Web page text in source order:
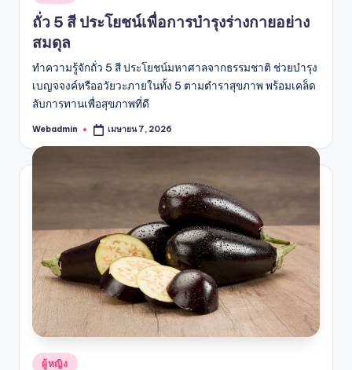
in
ถั่ว 5 สี ประโยชน์เพื่อการบำรุงร่างกายอย่าง
สมดุล
ทำความรู้จักถั่ว 5 สี ประโยชน์มหาศาลจากธรรมชาติ ช่วยบำรุง
เบญจจงค์หรืออวัยวะภายในทั้ง 5 ตามตำราสุขภาพ พร้อมเคล็ด
ลับการทานเพื่อสุขภาพที่ดี
Posted
Webadmin เมษายน 7, 2026
Posted
ผู้หญิง